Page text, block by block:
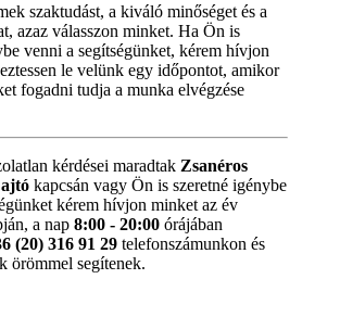
szaktudást, a kiváló minőséget és a
azaz válasszon minket. Ha Ön is
venni a segítségünket, kérem hívjon
le velünk egy időpontot, amikor
fogadni tudja a munka elvégzése
kérdései maradtak Zsanéros
kapcsán vagy Ön is szeretné igénybe
kérem hívjon minket az év
a nap 8:00 - 20:00 órájában
(20) 316 91 29 telefonszámunkon és
örömmel segítenek.